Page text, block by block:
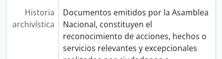
Historia
archivística
Documentos emitidos por la Asamblea
Nacional, constituyen el
reconocimiento de acciones, hechos o
servicios relevantes y excepcionales